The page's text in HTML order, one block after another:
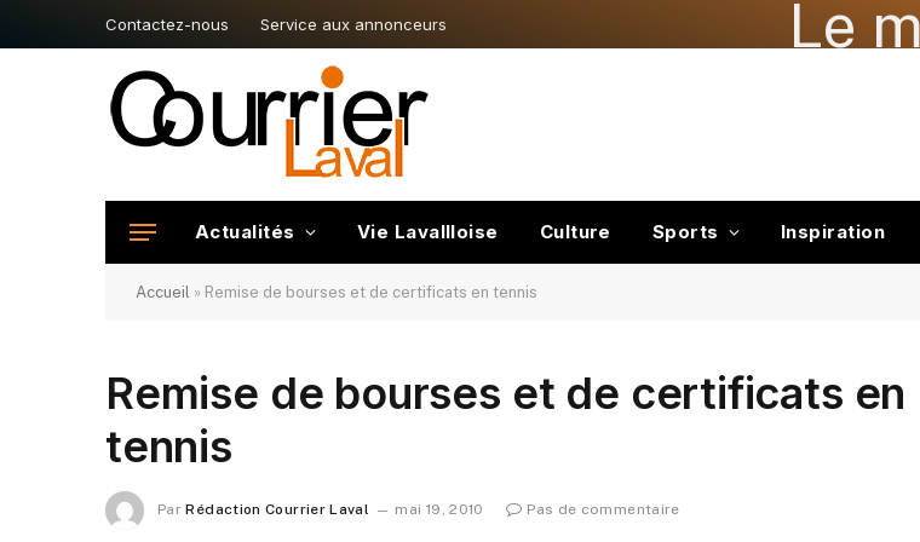
Contactez-nous Service aux annonceurs Le
Actualités Vie Lavallloise Culture Sports Inspiration
Accueil » Remise de bourses et de certificats en tennis
Remise de bourses et de certificats en
tennis
Par Rédaction Courrier Laval mai 19, 2010 Pas de commentaire